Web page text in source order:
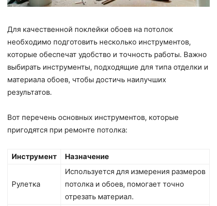
Для качественной поклейки обоев на потолок
необходимо подготовить несколько инструментов,
которые обеспечат удобство и точность работы. Важно
выбирать инструменты, подходящие для типа отделки и
материала обоев, чтобы достичь наилучших
результатов.
Вот перечень основных инструментов, которые
пригодятся при ремонте потолка:
Инструмент Назначение
Рулетка
Используется для измерения размеров
потолка и обоев, помогает точно
отрезать материал.